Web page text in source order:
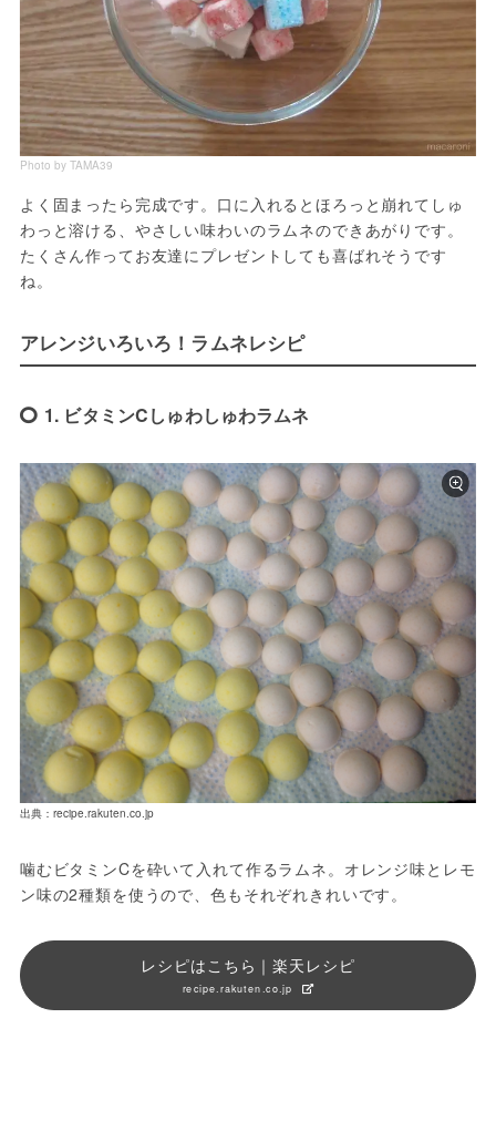
Photo by TAMA39
よく固まったら完成です。口に入れるとほろっと崩れてしゅ
わっと溶ける、やさしい味わいのラムネのできあがりです。
たくさん作ってお友達にプレゼントしても喜ばれそうです
ね。
アレンジいろいろ！ラムネレシピ
1. ビタミンCしゅわしゅわラムネ
出典：recipe.rakuten.co.jp
噛むビタミンCを砕いて入れて作るラムネ。オレンジ味とレモ
ン味の2種類を使うので、色もそれぞれきれいです。
レシピはこちら｜楽天レシピ
recipe.rakuten.co.jp